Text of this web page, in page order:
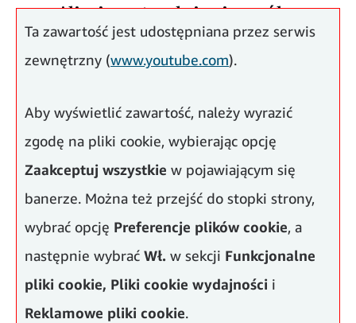
umożliwia zatrudnienie osób z
niepełnosprawnością wzrokową.
Ta zawartość jest udostępniana przez serwis
zewnętrzny (www.youtube.com).
Aby wyświetlić zawartość, należy wyrazić
zgodę na pliki cookie, wybierając opcję
Zaakceptuj wszystkie w pojawiającym się
banerze. Można też przejść do stopki strony,
wybrać opcję Preferencje plików cookie, a
następnie wybrać Wł. w sekcji Funkcjonalne
pliki cookie, Pliki cookie wydajności i
Reklamowe pliki cookie.